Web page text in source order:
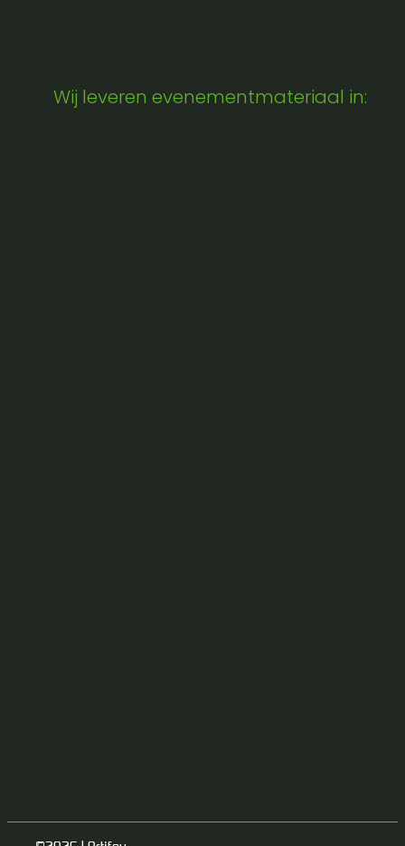
Wij leveren evenementmateriaal in: